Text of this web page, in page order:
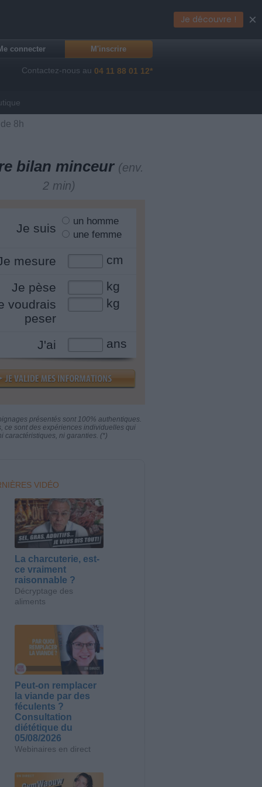
connecter M'inscrire
Contactez-nous au 04 11 88 01 12*
8h
bilan minceur (env.
2 min)
Je suis
un homme
une femme
mesure cm
Je pèse
kg
voudrais
peser
kg
J'ai ans
présentés sont 100% authentiques.
ce sont des expériences individuelles qui
caractéristiques, ni garanties. (*)
VIDÉO
La charcuterie, est-
ce vraiment
raisonnable ?
Décryptage des
aliments
Peut-on remplacer
la viande par des
féculents ?
Consultation
diététique du
05/08/2026
Webinaires en direct
Je découvre ! ×